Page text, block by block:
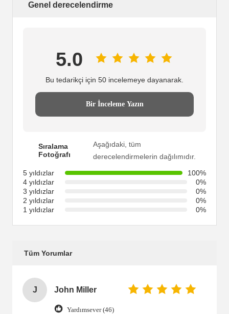
Genel derecelendirme
5.0
Bu tedarikçi için 50 incelemeye dayanarak.
Bir İnceleme Yazın
Sıralama
Fotoğrafı
Aşağıdaki, tüm
derecelendirmelerin dağılımıdır.
5 yıldızlar
100%
4 yıldızlar
0%
3 yıldızlar
0%
2 yıldızlar
0%
1 yıldızlar
0%
Tüm Yorumlar
J John Miller
Yardımsever (46)